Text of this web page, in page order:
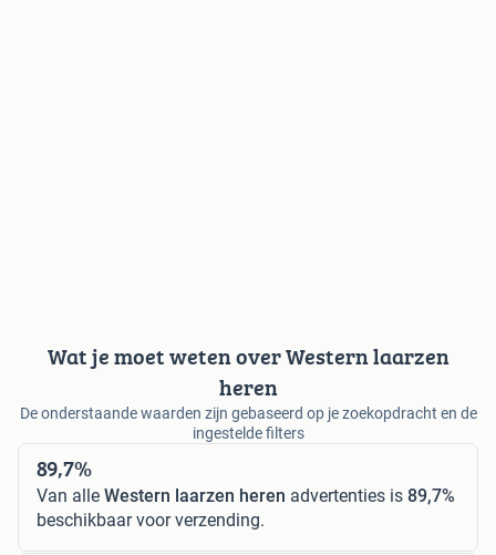
Wat je moet weten over Western laarzen
heren
De onderstaande waarden zijn gebaseerd op je zoekopdracht en de
ingestelde filters
89,7%
Van alle Western laarzen heren advertenties is 89,7%
beschikbaar voor verzending.